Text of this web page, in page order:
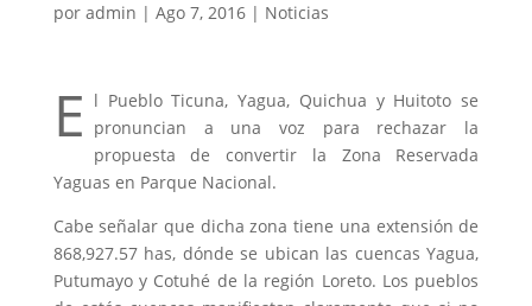
por admin | Ago 7, 2016| Noticias
E l Pueblo Ticuna, Yagua, Quichua y Huitoto se
pronuncian a una voz para rechazar la
propuesta de convertir la Zona Reservada
Yaguas en Parque Nacional.
Cabe señalar que dicha zona tiene una extensión de
868,927.57 has, dónde se ubican las cuencas Yagua,
Putumayo y Cotuhé de la región Loreto. Los pueblos